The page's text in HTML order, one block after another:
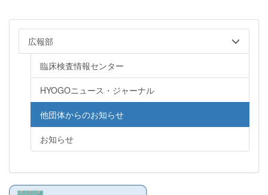
広報部
臨床検査情報センター
HYOGOニュース・ジャーナル
他団体からのお知らせ
お知らせ